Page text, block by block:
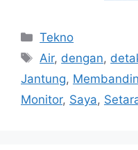
Kategori
Tekno
Tag
Air, dengan,
Jantung,
Monitor, Saya,